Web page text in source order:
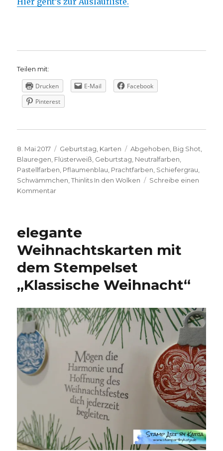
Teilen mit:
Drucken E-Mail
Facebook
Pinterest
Veröffentlicht
am
8. Mai 2017 Kategorien
Geburtstag, Karten Schlagwörter
Abgehoben, Big Shot,
Blauregen, Flüsterweiß, Geburtstag, Neutralfarben,
Pastellfarben, Pflaumenblau, Prachtfarben, Schiefergrau,
Schwämmchen,Thinlits In den Wolken
Schreibe einen
Kommentarzu
elegante
Weihnachtskarten mit
dem Stempelset
„Klassische Weihnacht“